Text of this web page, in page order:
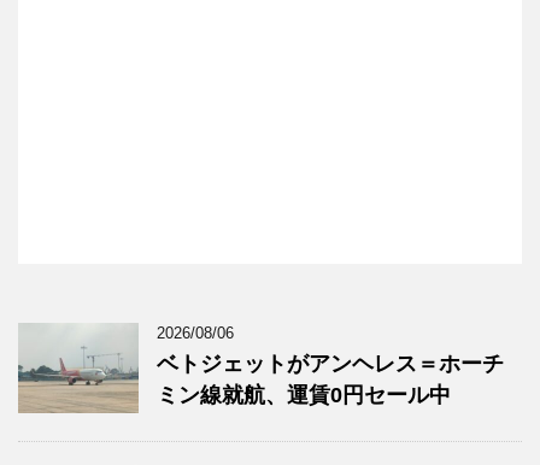
2026/08/06
ベトジェットがアンヘレス＝ホーチ
ミン線就航、運賃0円セール中